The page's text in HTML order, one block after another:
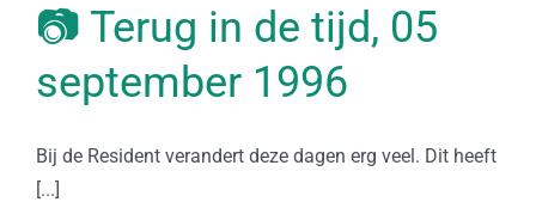
📷 Terug in de tijd, 05
september 1996
Bij de Resident verandert deze dagen erg veel. Dit heeft
[...]